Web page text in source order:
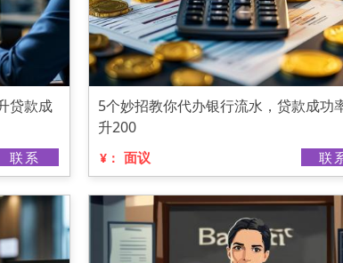
贷款成
联系
5个妙招教你代办银行流水，贷款成功
升200
¥： 面议 联